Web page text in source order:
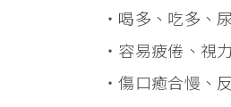
・喝多、吃多、
・容易疲倦、視
・傷口癒合慢、